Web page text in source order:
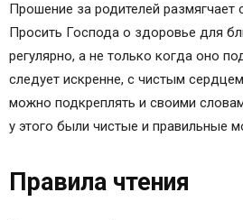
Прошение за родителей размягчает
Просить Господа о здоровье для
регулярно, а не только когда оно
следует искренне, с чистым
можно подкреплять и своими
у этого были чистые и правильные
Правила чтения